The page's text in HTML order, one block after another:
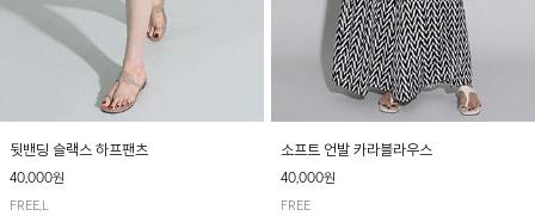
뒷밴딩 슬랙스 하프팬츠
40,000원
FREE,L
소프트 언발 카라블라우스
40,000원
FREE